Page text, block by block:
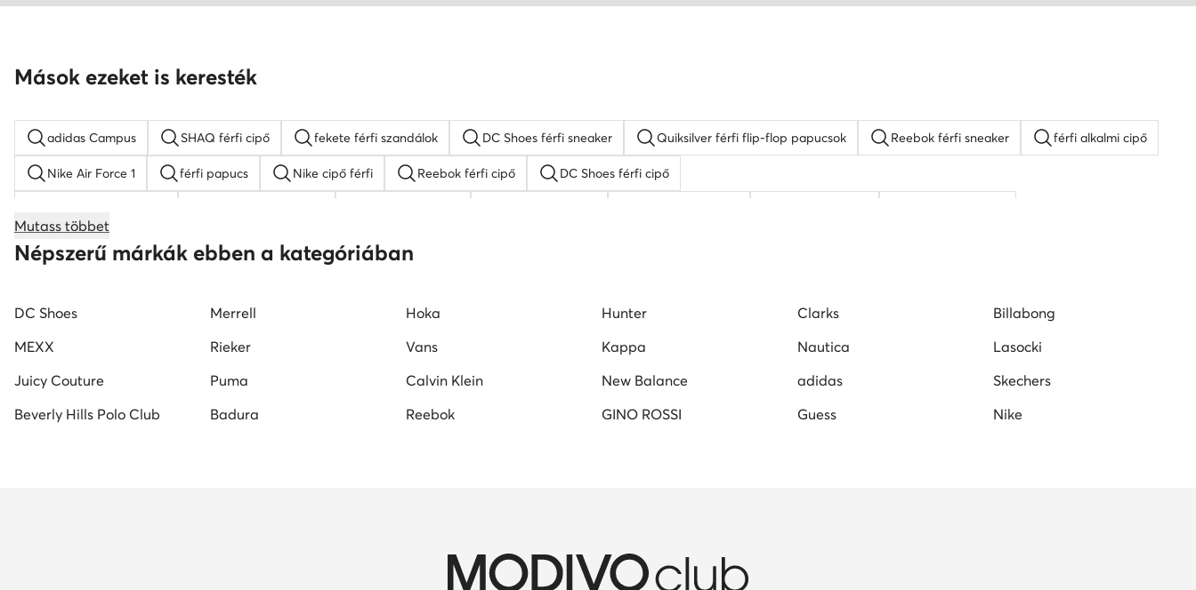
Mások ezeket is keresték
adidas Campus SHAQ férfi cipő fekete férfi szandálok DC Shoes férfi sneaker Quiksilver férfi flip-flop papucsok Reebok férfi sneaker férfi alkalmi cipő
Nike Air Force 1 férfi papucs Nike cipő férfi Reebok férfi cipő DC Shoes férfi cipő
férfi magasszárú tornacipő Lasocki férfi szandálok
Mutass többet
Népszerű márkák ebben a kategóriában
DC Shoes Merrell Hoka Hunter Clarks
Billabong
MEXX
Rieker Vans Kappa Nautica
Lasocki
Juicy Couture
Puma Calvin Klein New Balance adidas
Skechers
Beverly Hills Polo Club
Badura Reebok GINO ROSSI Guess Nike